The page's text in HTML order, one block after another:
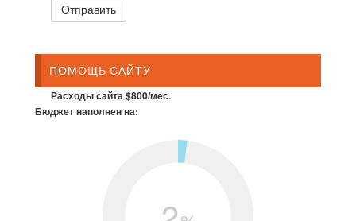
ПОМОЩЬ САЙТУ
Расходы сайта $800/мес.
Бюджет наполнен на: